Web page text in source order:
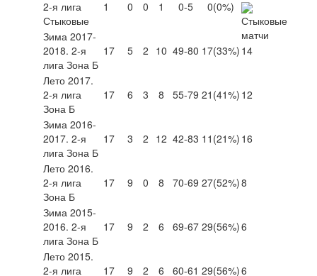
2-я лига
Стыковые
1 0 0 1 0-5 0(0%)
Зима 2017-
2018. 2-я
лига Зона Б
17 5 2 10 49-80 17(33%) 14
Лето 2017.
2-я лига
Зона Б
17 6 3 8 55-79 21 (41%) 12
Зима 2016-
2017. 2-я
лига Зона Б
17 3 2 12 42-83 11 (21%) 16
Лето 2016.
2-я лига
Зона Б
17 9 0 8 70-69 27(52%)8
Зима 2015-
2016. 2-я
лига Зона Б
17 9 2 6 69-67 29(56%)6
Лето 2015.
2-я лига
17 9 2 6 60-61 29(56%)6